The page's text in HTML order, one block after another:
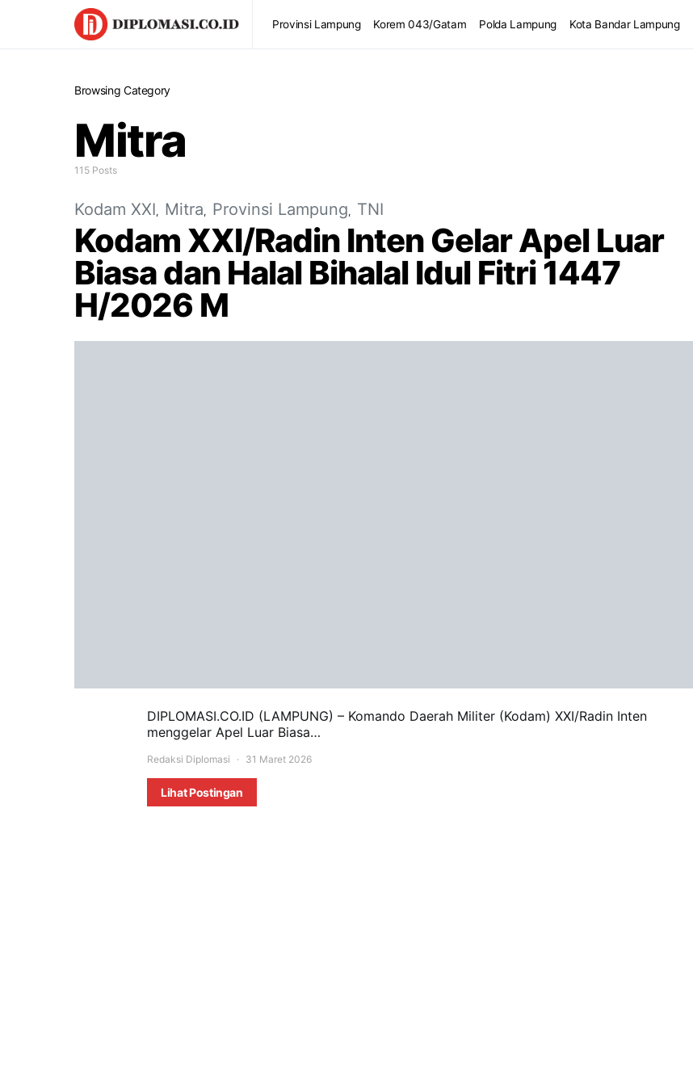
Provinsi Lampung Korem 043/Gatam Polda Lampung Kota Bandar Lampung
Browsing Category
Mitra
115 Posts
Kodam XXI Mitra Provinsi Lampung TNI
Kodam XXI/Radin Inten Gelar Apel Luar
Biasa dan Halal Bihalal Idul Fitri 1447
H/2026 M
DIPLOMASI.CO.ID (LAMPUNG) – Komando Daerah Militer (Kodam) XXI/Radin Inten
menggelar Apel Luar Biasa…
Redaksi Diplomasi 31 Maret 2026
Lihat Postingan